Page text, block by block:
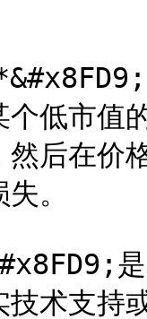
低市值
后在价
。
是
术支持